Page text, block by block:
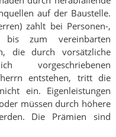
auf der Baustelle.
zahlt bei Personen-,
bis zum vereinbarten
die durch vorsätzliche
vorgeschriebenen
entstehen, tritt die
ein. Eigenleistungen
müssen durch höhere
Die Prämien sind